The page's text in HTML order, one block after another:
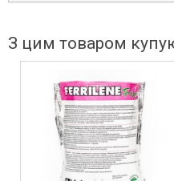
З цим товаром